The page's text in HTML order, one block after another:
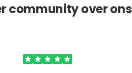
community over ons